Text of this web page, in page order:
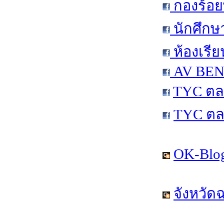
กองร้อ
นักศึกษ
ห้องเรี
AV
TYC ต
TYC ต
OK-
จังหวัด